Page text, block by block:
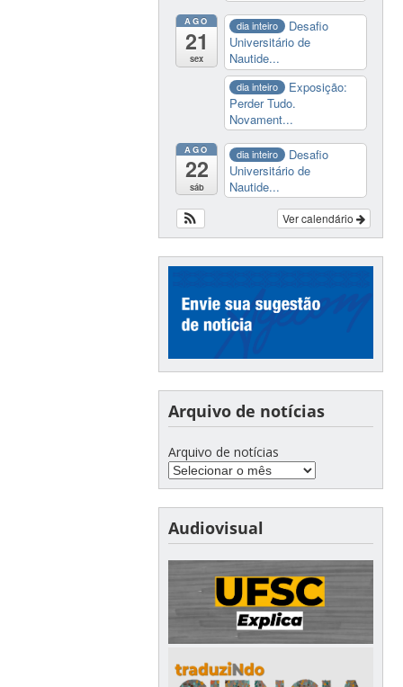
AGO
21
sex
dia inteiro
Desafio
Universitário de
Nautide...
dia inteiro
Exposição:
Perder Tudo.
Novament...
AGO
22
sáb
dia inteiro
Desafio
Universitário de
Nautide...
Ver calendário
Arquivo de notícias
Arquivo de notícias
Audiovisual